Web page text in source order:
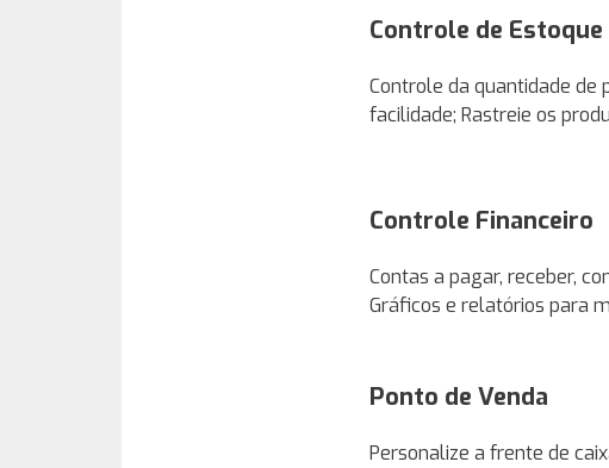
Controle de Estoque
Controle da quantidade de
facilidade; Rastreie os
Controle Financeiro
Contas a pagar, receber,
Gráficos e relatórios para
Ponto de Venda
Personalize a frente de